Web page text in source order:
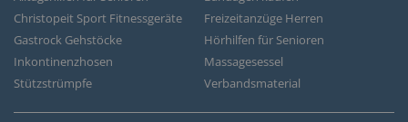
Christopeit Sport Fitnessgeräte
Freizeitanzüge Herren
Gastrock Gehstöcke
Hörhilfen für Senioren
Inkontinenzhosen
Massagesessel
Stützstrümpfe
Verbandsmaterial